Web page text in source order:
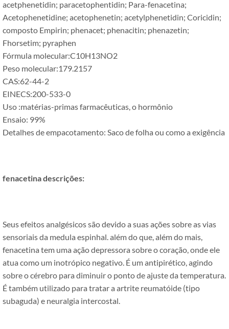
acetphenetidin; paracetophentidin; Para-fenacetina;
Acetophenetidine; acetophenetin; acetylphenetidin; Coricidin;
composto Empirin; phenacet; phenacitin; phenazetin;
Fhorsetim; pyraphen
Fórmula molecular:C10H13NO2
Peso molecular:179.2157
CAS:62-44-2
EINECS:200-533-0
Uso :matérias-primas farmacêuticas, o hormônio
Ensaio: 99%
Detalhes de empacotamento: Saco de folha ou como a exigência
fenacetinadescrições:
Seus efeitos analgésicos são devido a suas ações sobre as vias
sensoriais da medula espinhal. além do que, além do mais,
fenacetina tem uma ação depressora sobre o coração, onde ele
atua como um inotrópico negativo. É um antipirético, agindo
sobre o cérebro para diminuir o ponto de ajuste da temperatura.
É também utilizado para tratar a artrite reumatóide (tipo
subaguda) e neuralgia intercostal.